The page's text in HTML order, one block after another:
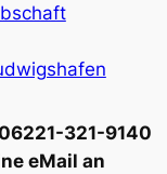
321-9140
eMail an